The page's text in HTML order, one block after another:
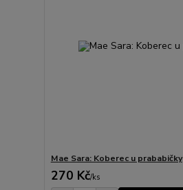
Mae Sara: Koberec u prababičky
270 Kč/ks